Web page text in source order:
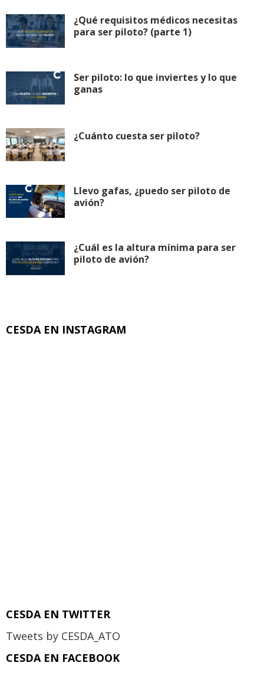
¿Qué requisitos médicos necesitas
para ser piloto? (parte 1)
Ser piloto: lo que inviertes y lo que
ganas
¿Cuánto cuesta ser piloto?
Llevo gafas, ¿puedo ser piloto de
avión?
¿Cuál es la altura mínima para ser
piloto de avión?
CESDA EN INSTAGRAM
CESDA EN TWITTER
Tweets by CESDA_ATO
CESDA EN FACEBOOK